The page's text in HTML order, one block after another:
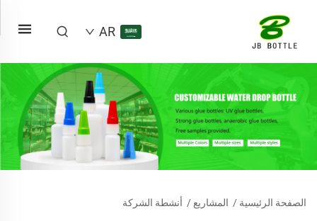
AR
الصفحة الرئيسية / المشاريع / أنشطة الشركة